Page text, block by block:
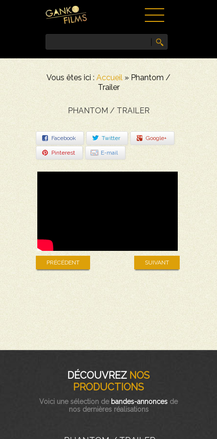
FILMS
VIDÉOS
CONTACT
Vous êtes ici : Accueil » Phantom /
Trailer
PHANTOM / TRAILER
Facebook Twitter Google+
Pinterest E-mail
PRÉCÉDENT SUIVANT
DÉCOUVREZ NOS
PRODUCTIONS
Voici une sélection de bandes-annonces de
nos dernières réalisations